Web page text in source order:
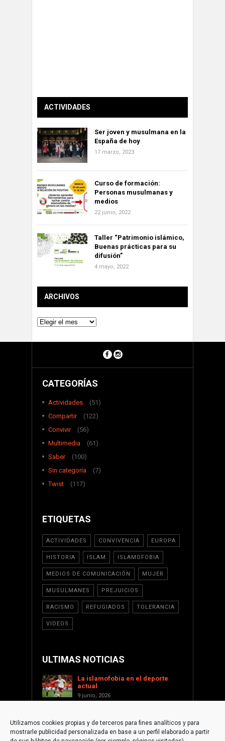
Utilizamos cookies propias y de terceros para fines analíticos y para
mostrarle publicidad personalizada en base a un perfil elaborado a partir
ACTIVIDADES
Ser joven y musulmana en la
España de hoy
17 marzo, 2023
Curso de formación:
Personas musulmanas y
medios
22 junio, 2022
Taller “Patrimonio islámico,
Buenas prácticas para su
difusión”
4 mayo, 2022
ARCHIVOS
Archivos
CATEGORÍAS
Actividades
(51)
Compartir
(122)
Convivir
(56)
Multimedia
(61)
Saber
(100)
Sin categoría
(7)
Twist
(117)
ETIQUETAS
ACTIVIDADES CONVIVENCIA EUROPA
HISTORIA ISLAM ISLAMOFOBIA
MEDIOS DE COMUNICACIÓN MUJER
MUSULMANES PREJUICIOS
RACISMO REFUGIADOS TOLERANCIA
VIDEOS
ULTIMAS NOTICIAS
La islamofobia en el deporte
actual
9 junio, 2026
17 enero, 2026
Apoyar a Palestina desde la